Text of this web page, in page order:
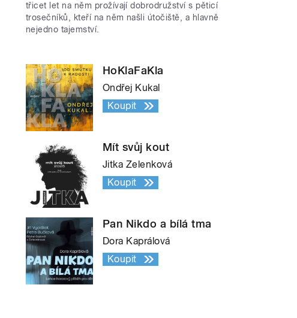
třicet let na něm prožívají dobrodružství s pěticí
trosečníků, kteří na něm našli útočiště, a hlavně
nejedno tajemství.
HoKlaFaKla
Ondřej Kukal
Koupit
Mít svůj kout
Jitka Zelenková
Koupit
Pan Nikdo a bílá tma
Dora Kaprálová
Koupit